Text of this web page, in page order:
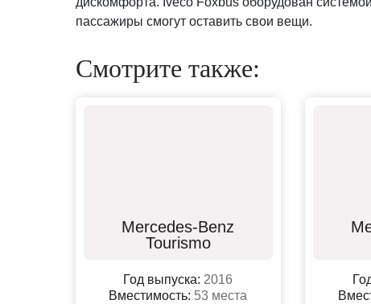
пассажиры смогут оставить свои вещи.
Смотрите также:
Mercedes-Benz
Tourismo
Год выпуска: 2016
Вместимость: 53 места